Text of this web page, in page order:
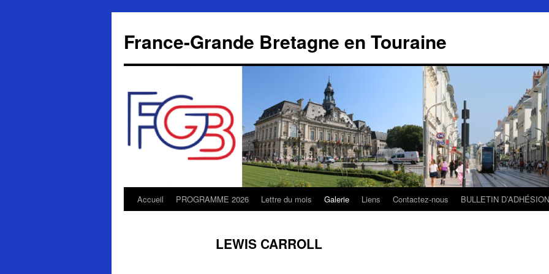
contenu
France-Grande Bretagne en Touraine
Accueil PROGRAMME 2026 Lettre du mois Galerie Liens Contactez-nous BULLETIN D’ADHÉSION
LEWIS CARROLL